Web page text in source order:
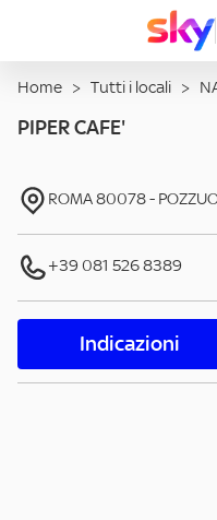
Home > Tutti i locali >
PIPER CAFE'
ROMA80078-
+39 081 526 8389
Indicazioni